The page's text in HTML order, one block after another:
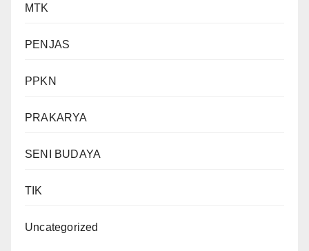
MTK
PENJAS
PPKN
PRAKARYA
SENI BUDAYA
TIK
Uncategorized